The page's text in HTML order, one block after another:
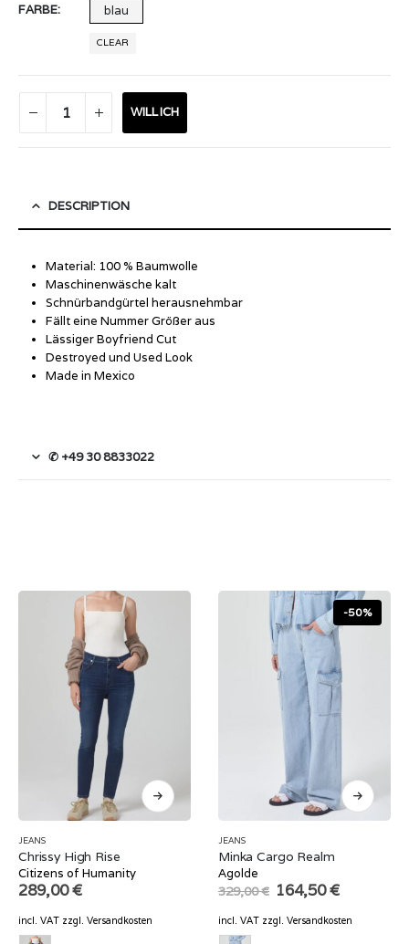
FARBE blau
CLEAR
WILL ICH
DESCRIPTION
Material: 100 % Baumwolle
Maschinenwäsche kalt
Schnürbandgürtel herausnehmbar
Fällt eine Nummer Größer aus
Lässiger Boyfriend Cut
Destroyed und Used Look
Made in Mexico
✆ +49 30 8833022
JEANS
Chrissy High Rise
Citizens of Humanity
289,00€
incl. VAT zzgl. Versandkosten
-50%
JEANS
Minka Cargo Realm
Agolde
329,00€ Original
price
was:
329,00 €.
164,50€Current
is:
incl. VAT zzgl. Versandkosten